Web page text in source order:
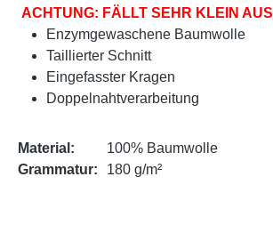
ACHTUNG: FÄLLT SEHR KLEIN AUS
Enzymgewaschene Baumwolle
Taillierter Schnitt
Eingefasster Kragen
Doppelnahtverarbeitung
Material:
100% Baumwolle
Grammatur:
180 g/m²